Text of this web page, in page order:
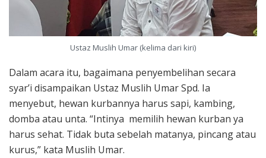
Ustaz Muslih Umar (kelima dari kiri)
Dalam acara itu, bagaimana penyembelihan secara
syar’i disampaikan Ustaz Muslih Umar Spd. Ia
menyebut, hewan kurbannya harus sapi, kambing,
domba atau unta. “Intinya memilih hewan kurban ya
harus sehat. Tidak buta sebelah matanya, pincang atau
kurus,” kata Muslih Umar.